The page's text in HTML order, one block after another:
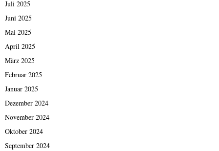
Juli 2025
Juni 2025
Mai 2025
April 2025
März 2025
Februar 2025
Januar 2025
Dezember 2024
November 2024
Oktober 2024
September 2024